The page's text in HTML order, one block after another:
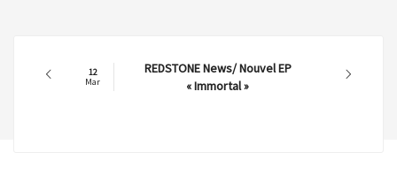
12
Mar
REDSTONE News/ Nouvel EP
« Immortal »